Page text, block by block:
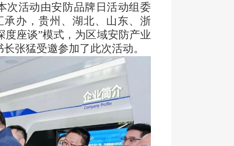
次活动由安防品牌日活动组委
办，贵州、湖北、山东、浙
座谈”模式，为区域安防产业
张猛受邀参加了此次活动。